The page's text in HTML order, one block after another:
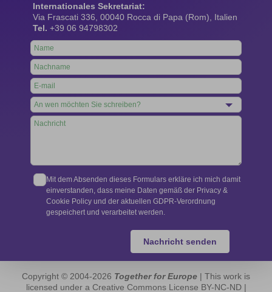
Internationales Sekretariat:
Via Frascati 336, 00040 Rocca di Papa (Rom), Italien
Tel. +39 06 94798302
Leave
this
field
blank
Mit dem Absenden dieses Formulars erkläre ich mich damit
einverstanden, dass meine Daten gemäß der Privacy &
Cookie Policy und der aktuellen GDPR-Verordnung
gespeichert und verarbeitet werden.
Nachricht senden
Copyright © 2004-2026 Together for Europe | This work is
licensed under a Creative Commons License BY-NC-ND |